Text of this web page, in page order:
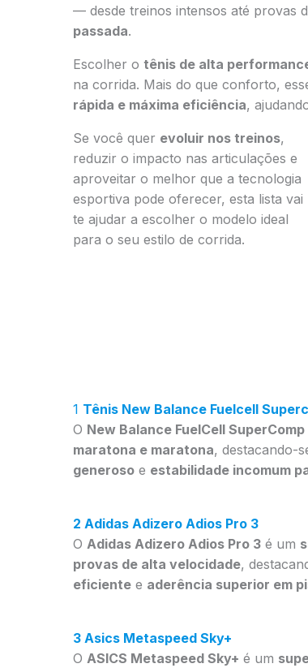
— desde treinos intensos até provas
passada.
Escolher o tênis de alta
na corrida. Mais do que conforto,
rápida e máxima eficiência,
Se você quer evoluir nos treinos,
reduzir o impacto nas articulações e
aproveitar o melhor que a tecnologia
esportiva pode oferecer, esta lista vai
te ajudar a escolher o modelo ideal
para o seu estilo de corrida.
1 Tênis New Balance Fuelcell
O New Balance FuelCell
maratona e maratona, destacando-
generosoe estabilidade incomum
2 Adidas Adizero Adios Pro 3
O Adidas Adizero Adios Pro 3é um
provas de alta velocidade,
eficientee aderência superior em
3 Asics Metaspeed Sky+
O ASICS Metaspeed Sky+ é um